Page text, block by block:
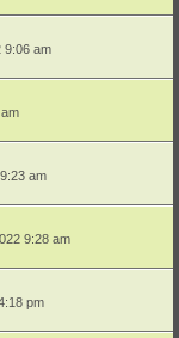
9:06 am
am
9:28 am
pm